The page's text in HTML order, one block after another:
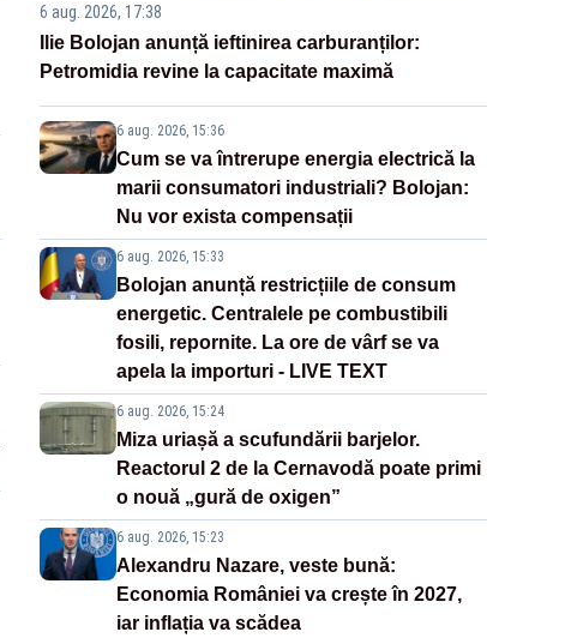
6 aug. 2026, 17:38
Ilie Bolojan anunță ieftinirea carburanților:
Petromidia revine la capacitate maximă
6 aug. 2026, 15:36
Cum se va întrerupe energia electrică la
marii consumatori industriali? Bolojan:
Nu vor exista compensații
6 aug. 2026, 15:33
Bolojan anunță restricțiile de consum
energetic. Centralele pe combustibili
fosili, repornite. La ore de vârf se va
apela la importuri - LIVE TEXT
6 aug. 2026, 15:24
Miza uriașă a scufundării barjelor.
Reactorul 2 de la Cernavodă poate primi
o nouă „gură de oxigen”
6 aug. 2026, 15:23
Alexandru Nazare, veste bună:
Economia României va crește în 2027,
iar inflația va scădea